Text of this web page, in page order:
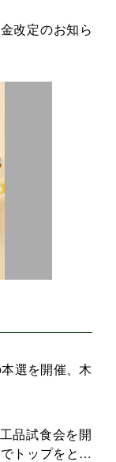
改定のお知ら
選を開催、木
品試食会を開
トップをとれ